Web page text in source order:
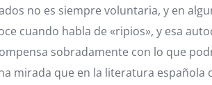
no es siempre voluntaria, y en
cuando habla de «ripios», y esa
sobradamente con lo que
mirada que en la literatura española